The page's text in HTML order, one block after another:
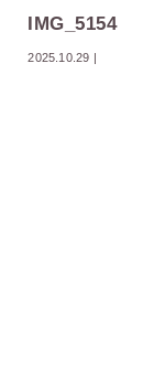
IMG_5154
2025.10.29 |